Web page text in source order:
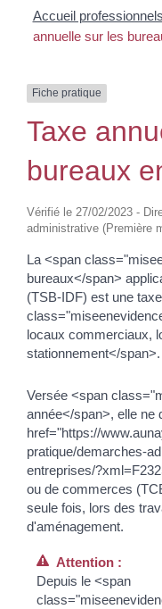
Accueil professionnels
annuelle sur les
Fiche pratique
Taxe
bureaux
Vérifié le 27/02/2023 -
administrative (Première
La <span
bureaux</span>
(TSB-IDF) est une
locaux commerciaux,
stationnement</span>.
Versée <span
année</span>, elle ne
href="https://
pratique/demarches-
entreprises/
ou de commerces
seule fois, lors des
d'aménagement.
Attention :
Depuis le <span